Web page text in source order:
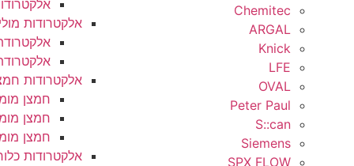
אלקטרודות מוליכות
אלקטרודת מוליכות
אלקטרודת מוליכות
אלקטרודות חמצן מומס
חמצן מומס ממברנלי
חמצן מומס אופטי
חמצן מומס למי דוודים
אלקטרודות כלור